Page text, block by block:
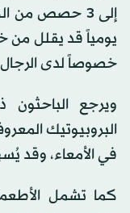
إلى 3 حصص
يومياً قد يقلل من
خصوصاً لدى
ويرجع الباحثون
البروبيوتيك
في الأمعاء، وقد
كما تشمل